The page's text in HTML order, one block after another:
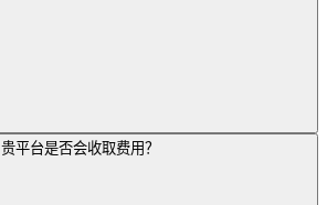
贵平台是否会收取费用？